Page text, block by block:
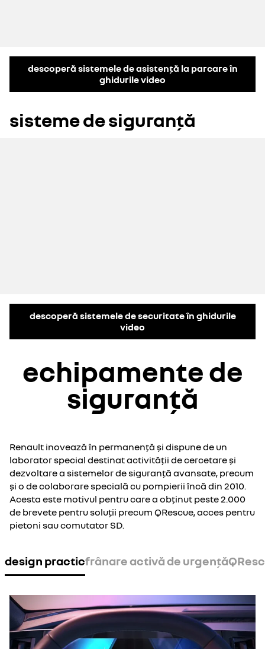
descoperă sistemele de asistență la parcare în
ghidurile video
sisteme de siguranță
descoperă sistemele de securitate în ghidurile
video
echipamente de
siguranță
Renault inovează în permanență și dispune de un
laborator special destinat activității de cercetare și
dezvoltare a sistemelor de siguranță avansate, precum
și o de colaborare specială cu pompierii încă din 2010.
Acesta este motivul pentru care a obținut peste 2.000
de brevete pentru soluții precum QRescue, acces pentru
pietoni sau comutator SD.
design practicfrânare activă de urgență